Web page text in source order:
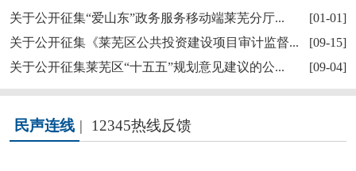
关于公开征集“爱山东”政务服务移动端莱芜分厅...
[01-01]
关于公开征集《莱芜区公共投资建设项目审计监督...
[09-15]
关于公开征集莱芜区“十五五”规划意见建议的公...
[09-04]
民声连线 | 12345热线反馈